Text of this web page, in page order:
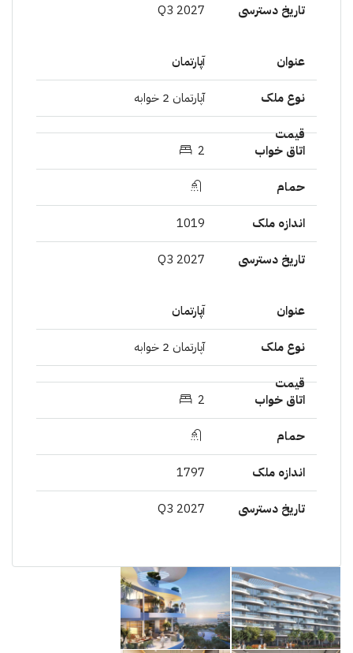
2027 Q3
آپارتمان
آپارتمان 2 خوابە
2
1019
2027 Q3
آپارتمان
آپارتمان 2 خوابە
2
1797
2027 Q3